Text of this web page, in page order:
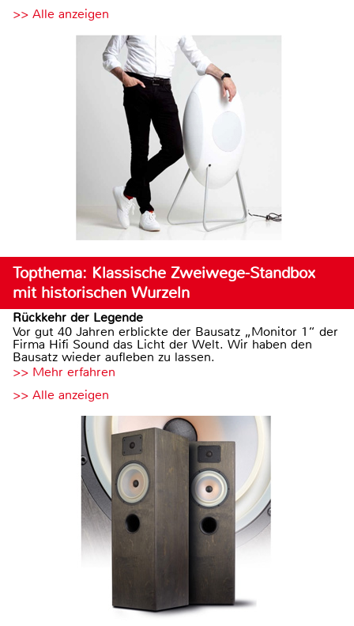
>> Alle anzeigen
Topthema: Klassische Zweiwege-Standbox
mit historischen Wurzeln
Rückkehr der Legende
Vor gut 40 Jahren erblickte der Bausatz „Monitor 1“ der
Firma Hifi Sound das Licht der Welt. Wir haben den
Bausatz wieder aufleben zu lassen.
>> Mehr erfahren
>> Alle anzeigen